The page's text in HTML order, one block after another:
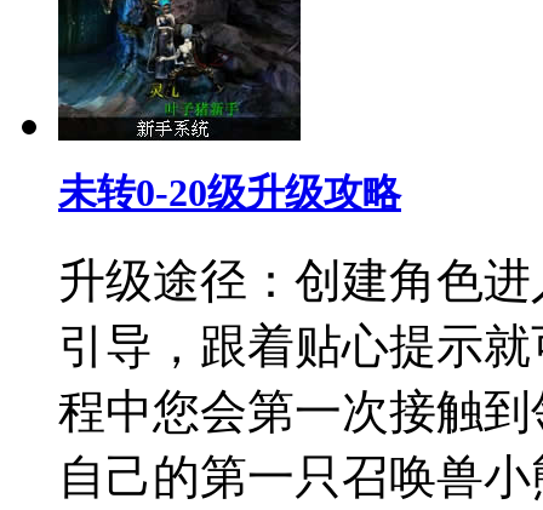
未转0-20级升级攻略
升级途径：创建角色
引导，跟着贴心提示
程中您会第一次接触
自己的第一只召唤兽